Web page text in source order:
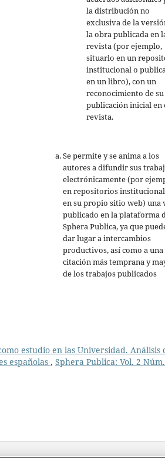
la distribución no
exclusiva de la
la obra publicada en
revista (por ejemplo,
situarlo en un
institucional o
en un libro), con un
reconocimiento de su
publicación inicial en
revista.
Se permite y se anima a los
autores a difundir sus
electrónicamente (por
en repositorios
en su propio sitio web) una
publicado en la plataforma
Sphera Publica, ya que
dar lugar a intercambios
productivos, así como a una
citación más temprana y
de los trabajos publicados
estudio en las Universidad. Análisis
españolas , Sphera Publica: Vol. 2